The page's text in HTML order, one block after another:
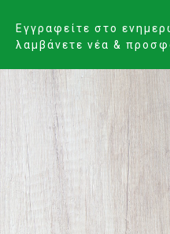
Εγγραφείτε στο
λαμβάνετε νέα &